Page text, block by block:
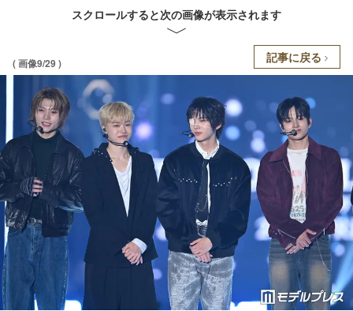
スクロールすると次の画像が表示されます
( 画像9/29 ) 記事に戻る